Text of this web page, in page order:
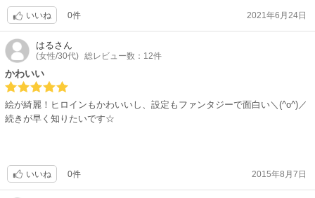
いいね 0件 2021年6月24日
はるさん
(女性/30代) 総レビュー数：12件
かわいい
絵が綺麗！ヒロインもかわいいし、設定もファンタジーで面白い＼(^o^)／
続きが早く知りたいです☆
いいね 0件 2015年8月7日